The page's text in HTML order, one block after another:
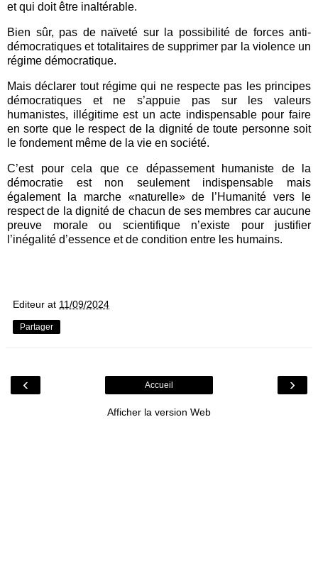
et qui doit être inaltérable.
Bien sûr, pas de naïveté sur la possibilité de forces anti-
démocratiques et totalitaires de supprimer par la violence un
régime démocratique.
Mais déclarer tout régime qui ne respecte pas les principes
démocratiques et ne s’appuie pas sur les valeurs
humanistes, illégitime est un acte indispensable pour faire
en sorte que le respect de la dignité de toute personne soit
le fondement même de la vie en société.
C’est pour cela que ce dépassement humaniste de la
démocratie est non seulement indispensable mais
également la marche «naturelle» de l’Humanité vers le
respect de la dignité de chacun de ses membres car aucune
preuve morale ou scientifique n’existe pour justifier
l’inégalité d’essence et de condition entre les humains.
Editeur at 11/09/2024
Partager
‹ ›
Accueil
Afficher la version Web